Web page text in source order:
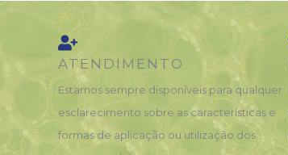
ATENDIMENTO
Estamos sempre disponíveis para qualquer
esclarecimento sobre as características e
formas de aplicação ou utilização dos